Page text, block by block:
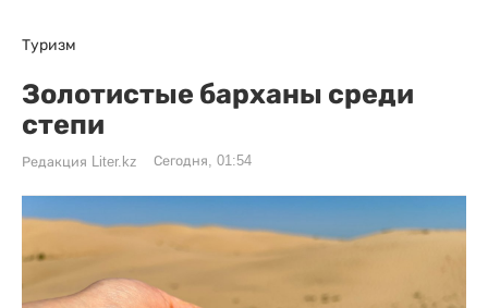
Туризм
Золотистые барханы среди
степи
Редакция Liter.kz Сегодня, 01:54